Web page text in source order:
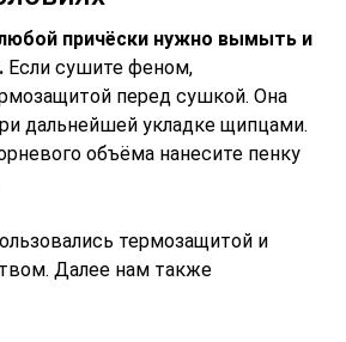
причёски нужно вымыть и
Если сушите феном,
перед сушкой. Она
дальнейшей укладке щипцами.
объёма нанесите пенку
термозащитой и
Далее нам также